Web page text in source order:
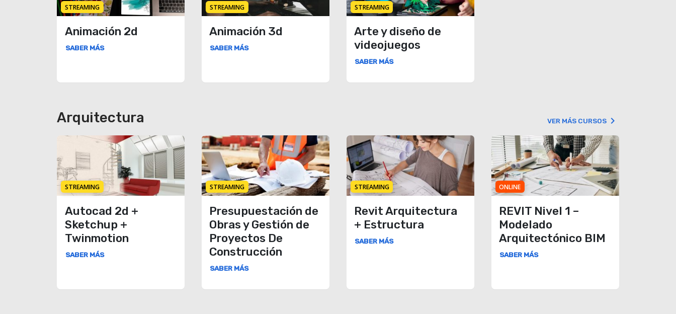
STREAMING
Animación 2d
SABER MÁS
STREAMING
Animación 3d
SABER MÁS
STREAMING
Arte y diseño de
videojuegos
SABER MÁS
Arquitectura VER MÁS CURSOSkeyboard_arrow_right
STREAMING
Autocad 2d +
Sketchup +
Twinmotion
SABER MÁS
STREAMING
Presupuestación de
Obras y Gestión de
Proyectos De
Construcción
SABER MÁS
STREAMING
Revit Arquitectura
+ Estructura
SABER MÁS
ONLINE
REVIT Nivel 1 –
Modelado
Arquitectónico BIM
SABER MÁS